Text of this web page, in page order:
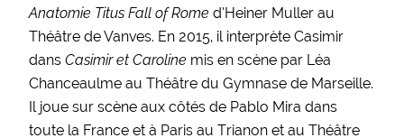
Anatomie Titus Fall of Rome d’Heiner Muller au
Théâtre de Vanves. En 2015, il interprète Casimir
dans Casimir et Caroline mis en scène par Léa
Chanceaulme au Théâtre du Gymnase de Marseille.
Il joue sur scène aux côtés de Pablo Mira dans
toute la France et à Paris au Trianon et au Théâtre